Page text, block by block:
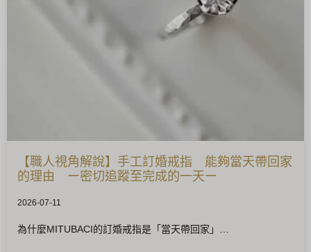
【職人視角解說】手工訂婚戒指 能夠當天帶回家
的理由 ー密切追蹤至完成的一天ー
2026-07-11
為什麼MITUBACI的訂婚戒指是「當天帶回家」